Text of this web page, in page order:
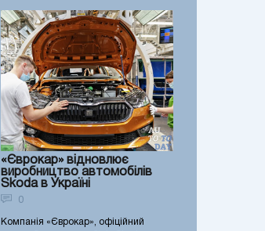
«Єврокар» відновлює
виробництво автомобілів
Skoda в Україні
0
Компанія «Єврокар», офіційний